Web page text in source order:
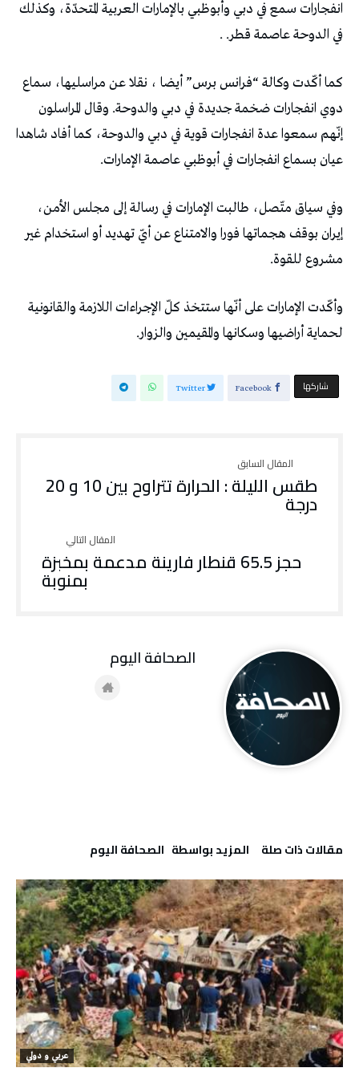
انفجارات سمع في دبي وأبوظبي بالإمارات العربية المتحدّة، وكذلك
في الدوحة عاصمة قطر. .
كما أكّدت وكالة “فرانس برس” أيضا ، نقلا عن مراسليها، سماع
دوي انفجارات ضخمة جديدة في دبي والدوحة. وقال المراسلون
إنّهم سمعوا عدة انفجارات قوية في دبي والدوحة، كما أفاد شاهدا
عيان بسماع انفجارات في أبوظبي عاصمة الإمارات.
وفي سياق متّصل، طالبت الإمارات في رسالة إلى مجلس الأمن،
إيران بوقف هجماتها فورا والامتناع عن أيّ تهديد أو استخدام غير
مشروع للقوة.
وأكّدت الإمارات على أنّها ستتخذ كلّ الإجراءات اللازمة والقانونية
لحماية أراضيها وسكانها والمقيمين والزوار.
‫‫ شاركها‬ Facebook
Twitter
طقس الليلة : الحرارة تتراوح بين 10 و 20
درجة
حجز 65.5 قنطار فارينة مدعمة بمخبزة
بمنوبة
‫مقالات ذات صلة‬ ‫‫المزيد بواسطة‬ ‬ ‭ ‬الصحافة‭ ‬اليوم
عربي و دولي